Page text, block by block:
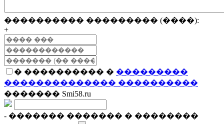
���������� ��������� (����):
+
� ���������� � ���������
�������������� ����������
������� Smi58.ru
- ������� ������� � ��������